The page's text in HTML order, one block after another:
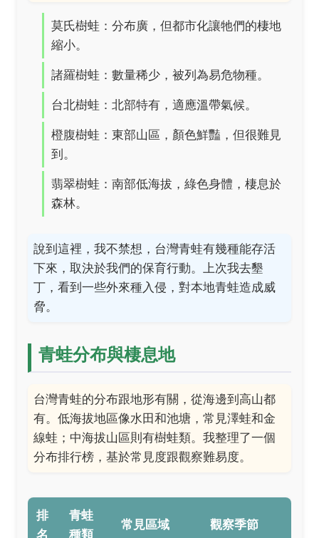
莫氏樹蛙：分布廣，但都市化讓牠們的棲地
縮小。
諸羅樹蛙：數量稀少，被列為易危物種。
台北樹蛙：北部特有，適應溫帶氣候。
橙腹樹蛙：東部山區，顏色鮮豔，但很難見
到。
翡翠樹蛙：南部低海拔，綠色身體，棲息於
森林。
說到這裡，我不禁想，台灣青蛙有幾種能存活
下來，取決於我們的保育行動。上次我去墾
丁，看到一些外來種入侵，對本地青蛙造成威
脅。
青蛙分布與棲息地
台灣青蛙的分布跟地形有關，從海邊到高山都
有。低海拔地區像水田和池塘，常見澤蛙和金
線蛙；中海拔山區則有樹蛙類。我整理了一個
分布排行榜，基於常見度跟觀察難易度。
排
名
青蛙
種類
常見區域 觀察季節